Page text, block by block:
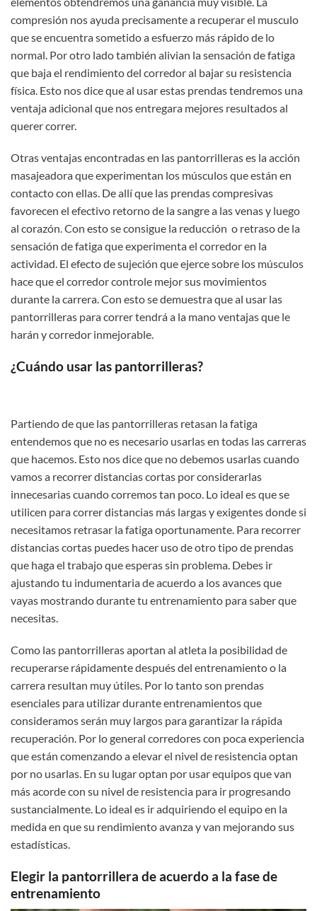
compresión nos ayuda precisamente a recuperar el musculo
que se encuentra sometido a esfuerzo más rápido de lo
normal. Por otro lado también alivian la sensación de fatiga
que baja el rendimiento del corredor al bajar su resistencia
física. Esto nos dice que al usar estas prendas tendremos una
ventaja adicional que nos entregara mejores resultados al
querer correr.
Otras ventajas encontradas en las pantorrilleras es la acción
masajeadora que experimentan los músculos que están en
contacto con ellas. De allí que las prendas compresivas
favorecen el efectivo retorno de la sangre a las venas y luego
al corazón. Con esto se consigue la reducción o retraso de la
sensación de fatiga que experimenta el corredor en la
actividad. El efecto de sujeción que ejerce sobre los músculos
hace que el corredor controle mejor sus movimientos
durante la carrera. Con esto se demuestra que al usar las
pantorrilleras para correr tendrá a la mano ventajas que le
harán y corredor inmejorable.
¿Cuándo usar las pantorrilleras?
Partiendo de que las pantorrilleras retasan la fatiga
entendemos que no es necesario usarlas en todas las carreras
que hacemos. Esto nos dice que no debemos usarlas cuando
vamos a recorrer distancias cortas por considerarlas
innecesarias cuando corremos tan poco. Lo ideal es que se
utilicen para correr distancias más largas y exigentes donde si
necesitamos retrasar la fatiga oportunamente. Para recorrer
distancias cortas puedes hacer uso de otro tipo de prendas
que haga el trabajo que esperas sin problema. Debes ir
ajustando tu indumentaria de acuerdo a los avances que
vayas mostrando durante tu entrenamiento para saber que
necesitas.
Como las pantorrilleras aportan al atleta la posibilidad de
recuperarse rápidamente después del entrenamiento o la
carrera resultan muy útiles. Por lo tanto son prendas
esenciales para utilizar durante entrenamientos que
consideramos serán muy largos para garantizar la rápida
recuperación. Por lo general corredores con poca experiencia
que están comenzando a elevar el nivel de resistencia optan
por no usarlas. En su lugar optan por usar equipos que van
más acorde con su nivel de resistencia para ir progresando
sustancialmente. Lo ideal es ir adquiriendo el equipo en la
medida en que su rendimiento avanza y van mejorando sus
estadísticas.
Elegir la pantorrillera de acuerdo a la fase de
entrenamiento